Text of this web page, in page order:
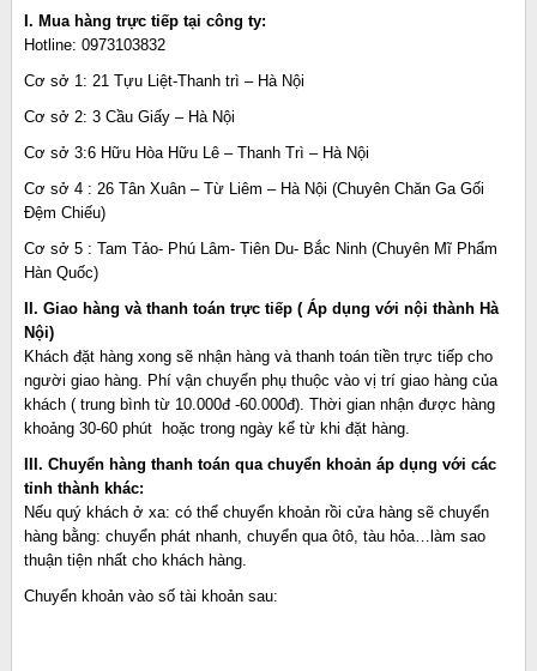
I. Mua hàng trực tiếp tại công ty:
Hotline: 0973103832
Cơ sở 1: 21 Tựu Liệt-Thanh trì – Hà Nội
Cơ sở 2: 3 Cầu Giấy – Hà Nội
Cơ sở 3:6 Hữu Hòa Hữu Lê – Thanh Trì – Hà Nội
Cơ sở 4 : 26 Tân Xuân – Từ Liêm – Hà Nội (Chuyên Chăn Ga Gối
Đệm Chiếu)
Cơ sở 5 : Tam Tảo- Phú Lâm- Tiên Du- Bắc Ninh (Chuyên Mĩ Phẩm
Hàn Quốc)
II. Giao hàng và thanh toán trực tiếp ( Áp dụng với nội thành Hà
Nội)
Khách đặt hàng xong sẽ nhận hàng và thanh toán tiền trực tiếp cho
người giao hàng. Phí vận chuyển phụ thuộc vào vị trí giao hàng của
khách ( trung bình từ 10.000đ -60.000đ). Thời gian nhận được hàng
khoảng 30-60 phút hoặc trong ngày kể từ khi đặt hàng.
III. Chuyển hàng thanh toán qua chuyển khoản áp dụng với các
tỉnh thành khác:
Nếu quý khách ở xa: có thể chuyển khoản rồi cửa hàng sẽ chuyển
hàng bằng: chuyển phát nhanh, chuyển qua ôtô, tàu hỏa…làm sao
thuận tiện nhất cho khách hàng.
Chuyển khoản vào số tài khoản sau: